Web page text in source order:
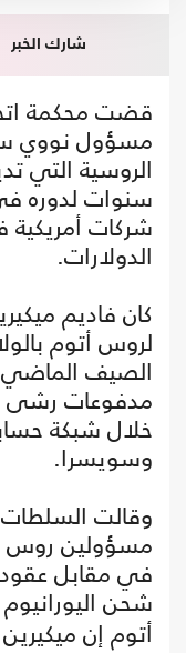
شارك الخبر
قضت محكمة
مسؤول نووي
الروسية التي
سنوات لدوره
شركات
الدولارات.
كان فاديم
لروس أتوم
الصيف الماضي
مدفوعات رشى
خلال شبكة
وسويسرا.
وقالت
مسؤولين روس
في مقابل
شحن
أتوم إن